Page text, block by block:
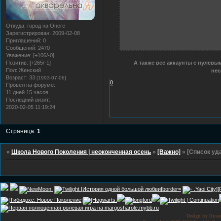
Откуда: город на Онеге
Зарегистрирован: 2009-02-08
Приглашений: 0
Сообщений: 2470
Уважение: [+106/-0]
Позитив: [+265/-1]
Пол: Женский
Возраст: 33 [1993-07-06]
Провел на форуме:
11 дней 15 часов
Последний визит:
2020-02-05 11:19:24
А также все аккаунты с
0
Страница:1
» Школа Нового Поколения | неоконченная осень » [Важно] » [Список
Design by